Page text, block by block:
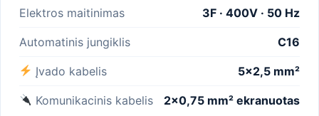
Elektros maitinimas 3F · 400V · 50 Hz
Automatinis jungiklis C16
Įvado kabelis 5×2,5 mm²
Komunikacinis kabelis 2×0,75 mm² ekranuotas